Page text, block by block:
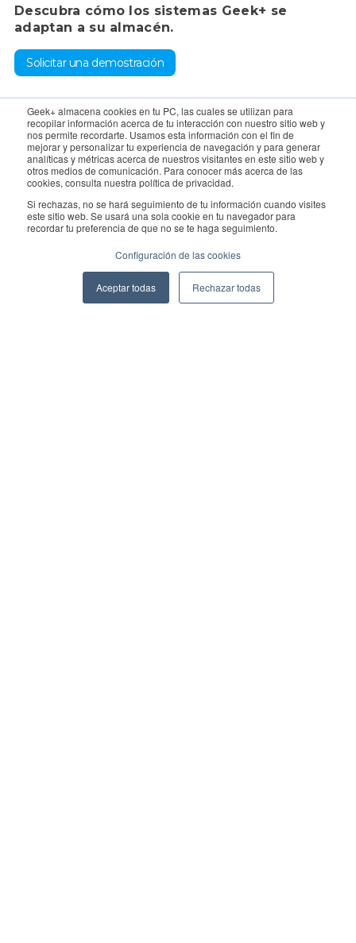
Geek+ almacena cookies en tu PC, las cuales se utilizan para
recopilar información acerca de tu interacción con nuestro sitio web y
nos permite recordarte. Usamos esta información con el fin de
mejorar y personalizar tu experiencia de navegación y para generar
analíticas y métricas acerca de nuestros visitantes en este sitio web y
otros medios de comunicación. Para conocer más acerca de las
cookies, consulta nuestra política de privacidad.
Si rechazas, no se hará seguimiento de tu información cuando visites
este sitio web. Se usará una sola cookie en tu navegador para
recordar tu preferencia de que no se te haga seguimiento.
Configuración de las cookies
Aceptar todas Rechazar todas
Descubra cómo los sistemas Geek+ se
adaptan a su almacén.
Solicitar una demostración
Para consultas, póngase en contacto con el departamento de
ventas:sales@geekplus.com. Para promociones, póngase en
contacto con el departamento de relaciones públicas:
pr@geekplus.com
Copyright © 2026 Geekplus Technology Co., Ltd. All rights
reserved.
Legal Become a partner